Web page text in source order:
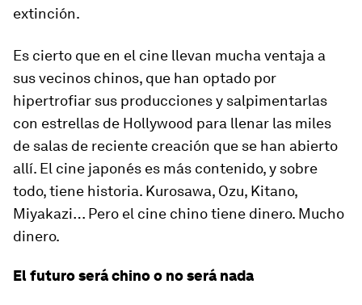
extinción.
Es cierto que en el cine llevan mucha ventaja a
sus vecinos chinos, que han optado por
hipertrofiar sus producciones y salpimentarlas
con estrellas de Hollywood para llenar las miles
de salas de reciente creación que se han abierto
allí. El cine japonés es más contenido, y sobre
todo, tiene historia. Kurosawa, Ozu, Kitano,
Miyakazi… Pero el cine chino tiene dinero. Mucho
dinero.
El futuro será chino o no será nada